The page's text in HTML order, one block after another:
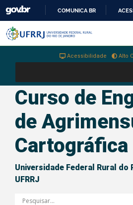
COMUNICA BR
Pular barra institucional
Barra
Alto
Acessibilidade
Curso de
de
Cartográfica
Universidade Federal Rural do
UFRRJ